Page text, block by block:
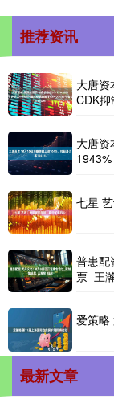
推荐资讯
大唐资
CDK
大唐
1943%
七星
普患配
票_王
爱策略
最新文章